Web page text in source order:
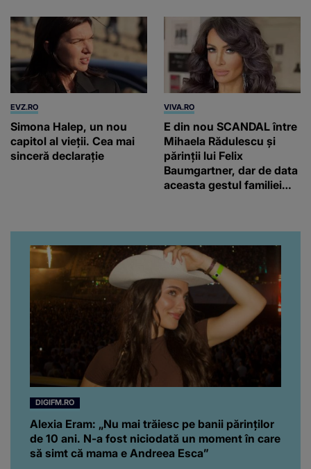
EVZ.RO
Simona Halep, un nou
capitol al vieții. Cea mai
sinceră declarație
VIVA.RO
E din nou SCANDAL între
Mihaela Rădulescu și
părinții lui Felix
Baumgartner, dar de data
aceasta gestul familiei
noastră! Fostei
prezentatoare nici că-i
vine să creadă că s-a
ajuns până aici, dar e
adevărat, au făcut-o și pe
asta! Și ce a ieșit la iveală
ar fi prea mult pentru
oricine: "Cu… mine, fata
româncă...”
DIGIFM.RO
Alexia Eram: „Nu mai trăiesc pe banii părinților
de 10 ani. N-a fost niciodată un moment în care
să simt că mama e Andreea Esca”